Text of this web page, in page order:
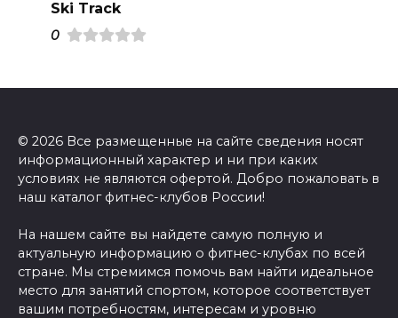
Ski Track
0
© 2026 Все размещенные на сайте сведения носят
информационный характер и ни при каких
условиях не являются офертой. Добро пожаловать в
наш каталог фитнес-клубов России!
На нашем сайте вы найдете самую полную и
актуальную информацию о фитнес-клубах по всей
стране. Мы стремимся помочь вам найти идеальное
место для занятий спортом, которое соответствует
вашим потребностям, интересам и уровню